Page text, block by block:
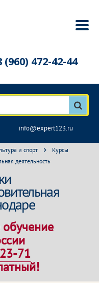
(960) 472-42-44
info@expert123.ru
и спорт
Курсы
деятельность
71